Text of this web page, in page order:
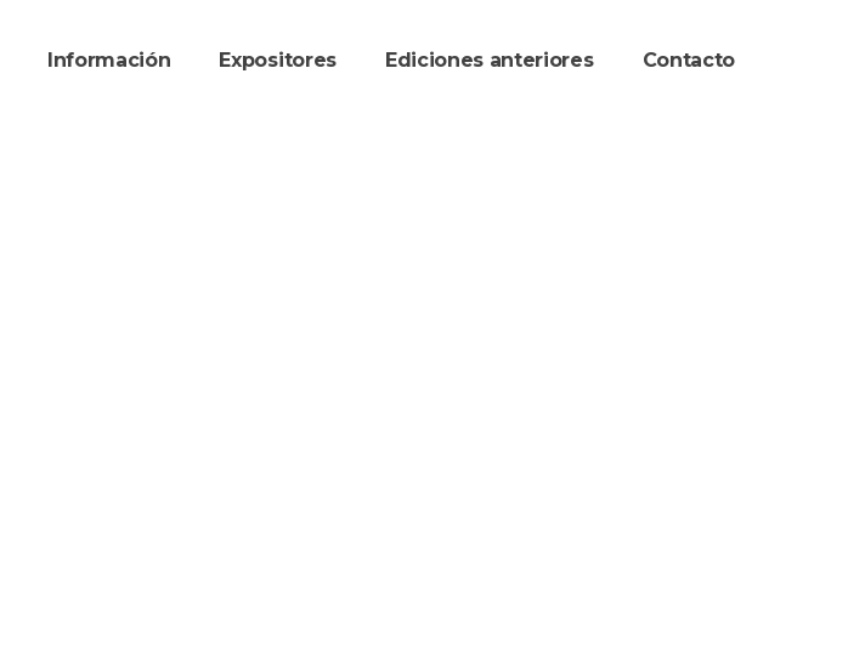
Información Expositore Ediciones anteriore Contacto